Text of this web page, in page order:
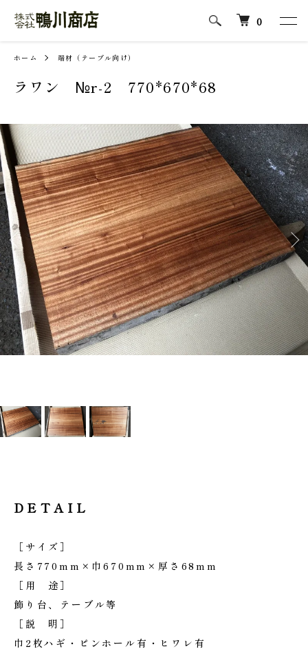
0
ホーム 端材（テーブル向け）
ラワン №r-2 770*670*68
DETAIL
［サイズ］
長さ770mm×巾670mm×厚さ68mm
［用 途］
飾り台、テーブル等
［説 明］
巾2枚ハギ・ピンホール有・ヒワレ有